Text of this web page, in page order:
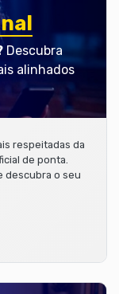
Descubra
alinhados
respeitadas da
de ponta.
descubra o seu